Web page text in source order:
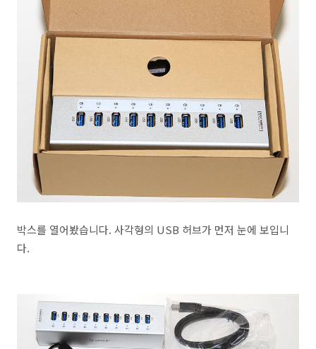
박스를 열어봤습니다. 사각형의 USB 허브가 먼저 눈에 보입니
다.